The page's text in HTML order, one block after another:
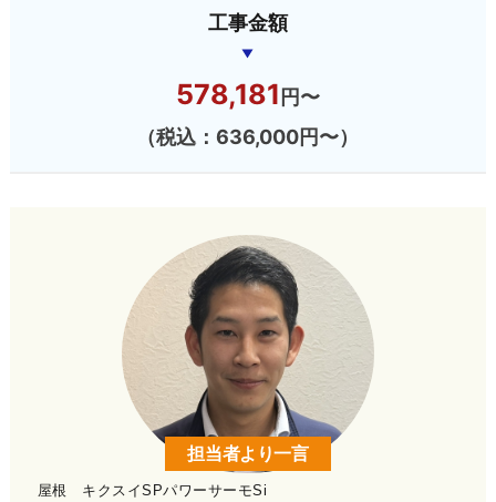
工事金額
578,181 円〜
（税込：636,000円〜）
担当者より一言
屋根 キクスイSPパワーサーモSi